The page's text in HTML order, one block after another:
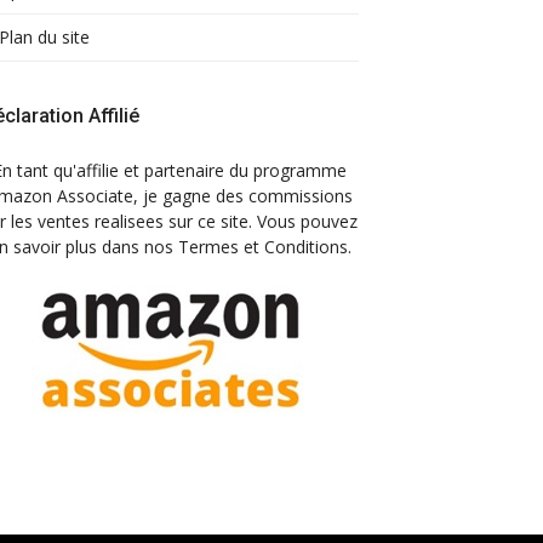
Plan du site
Affilié
tant qu'affilie et partenaire du programme
Associate, je gagne des commissions
les ventes realisees sur ce site. Vous pouvez
savoir plus dans nos Termes et Conditions.